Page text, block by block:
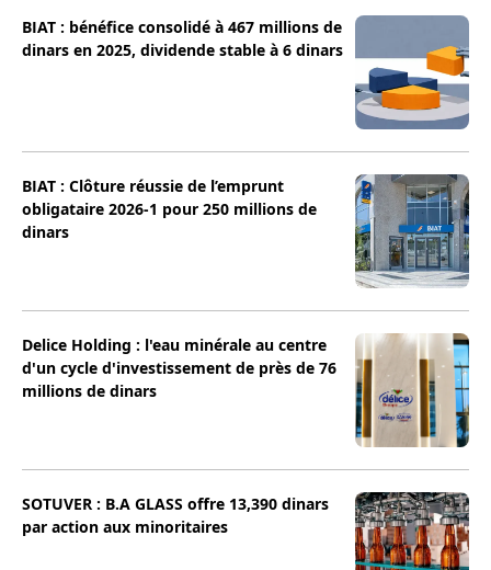
BIAT : bénéfice consolidé à 467 millions de
dinars en 2025, dividende stable à 6 dinars
BIAT : Clôture réussie de l’emprunt
obligataire 2026-1 pour 250 millions de
dinars
Delice Holding : l'eau minérale au centre
d'un cycle d'investissement de près de 76
millions de dinars
SOTUVER : B.A GLASS offre 13,390 dinars
par action aux minoritaires